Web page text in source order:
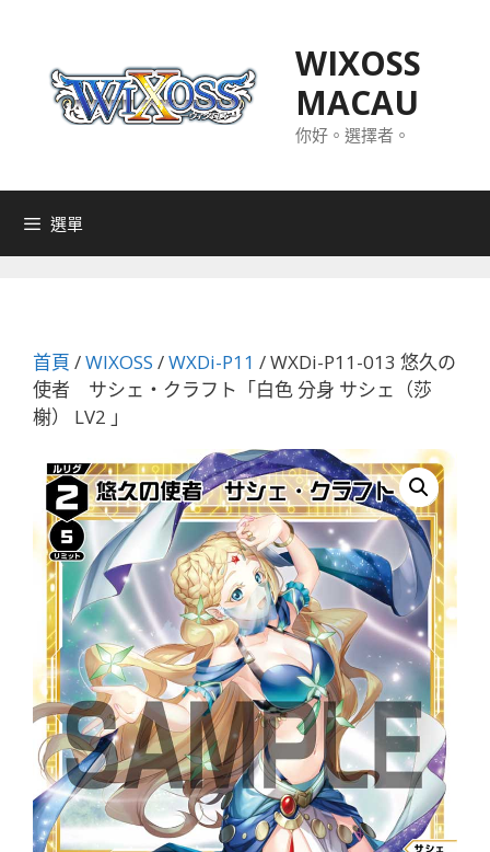
WIXOSS
MACAU
你好。選擇者。
選單
首頁 /WIXOSS /WXDi-P11 / WXDi-P11-013 悠久の
使者 サシェ・クラフト「白色 分身 サシェ（莎
榭） LV2 」